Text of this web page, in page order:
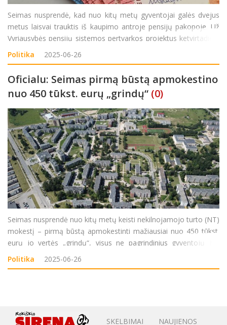
Seimas nusprendė, kad nuo kitų metų gyventojai galės dvejus
metus laisvai trauktis iš kaupimo antroje pensijų pakopoje. Už
Vyriausybės pensijų sistemos pertvarkos projektus ketvirtadienį
priėmimo stadijoje balsavo 88 parlamentarai, 16 buvo prieš ir 5
Politika 2025-06-26
Oficialu: Seimas pirmą būstą apmokestino
nuo 450 tūkst. eurų „grindų“ (0)
Seimas nusprendė nuo kitų metų keisti nekilnojamojo turto (NT)
mokestį – pirmą būstą apmokestinti mažiausiai nuo 450 tūkst.
eurų jo vertės „grindų“, visus ne pagrindinius gyventojų NT
objektus – nuo 50 tūkst. eurų jų bendros vertės. Šiuos
Politika 2025-06-26
SKELBIMAI NAUJIENOS